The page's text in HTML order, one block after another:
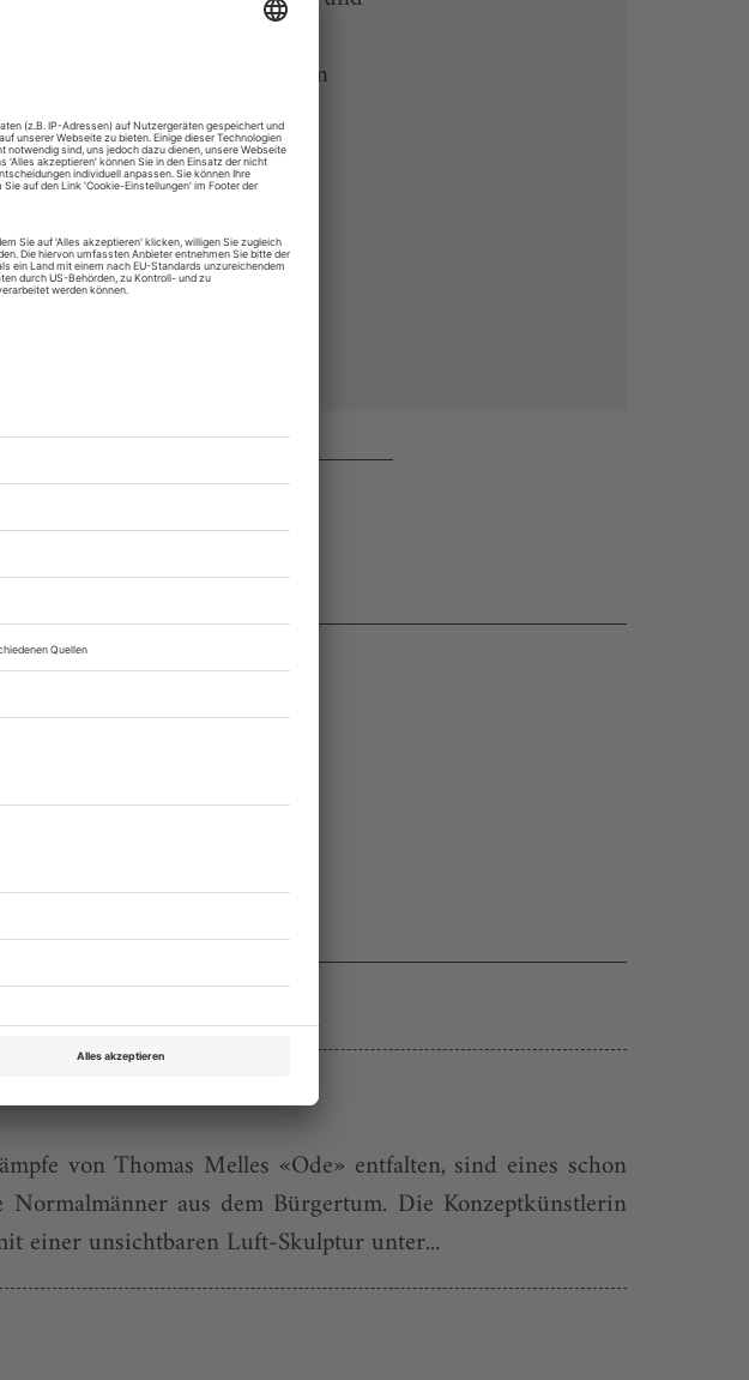
Lesegenuss auf allen Endgeräten
Zugang zum Onlinearchiv von
Theater heute
alle Vorteile des Abos
nutzen
24
von Thomas Melles «Ode» entfalten, sind eines schon
aus dem Bürgertum. Die Konzeptkünstlerin
einer unsichtbaren Luft-Skulptur unter...